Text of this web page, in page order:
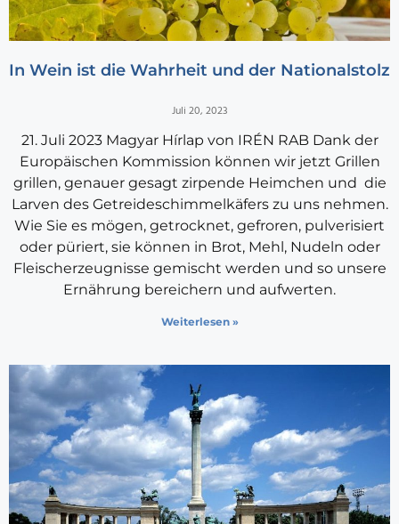
In Wein ist die Wahrheit und der Nationalstolz
Juli 20, 2023
21. Juli 2023 Magyar Hírlap von IRÉN RAB Dank der
Europäischen Kommission können wir jetzt Grillen
grillen, genauer gesagt zirpende Heimchen und die
Larven des Getreideschimmelkäfers zu uns nehmen.
Wie Sie es mögen, getrocknet, gefroren, pulverisiert
oder püriert, sie können in Brot, Mehl, Nudeln oder
Fleischerzeugnisse gemischt werden und so unsere
Ernährung bereichern und aufwerten.
Weiterlesen »